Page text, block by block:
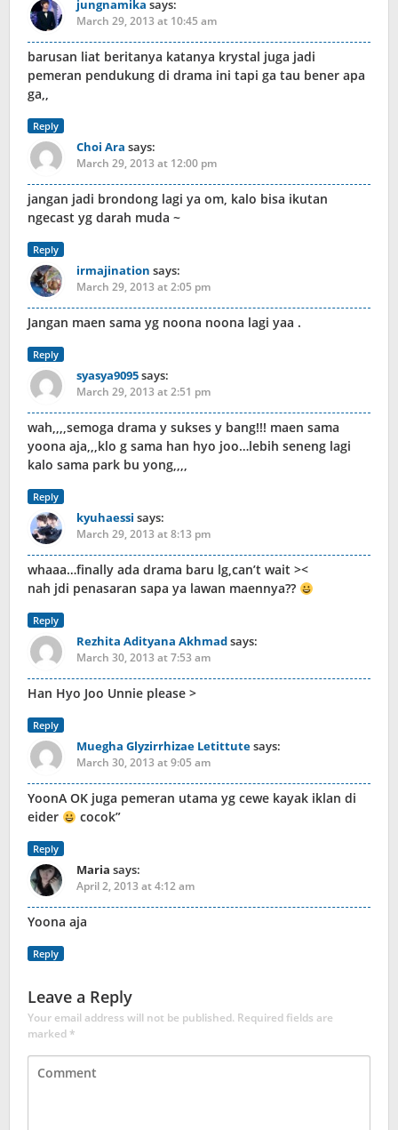
jungnamika says:
March 29, 2013 at 10:45 am
barusan liat beritanya katanya krystal juga jadi
pemeran pendukung di drama ini tapi ga tau bener apa
ga,,
Reply
Choi Ara says:
March 29, 2013 at 12:00 pm
jangan jadi brondong lagi ya om, kalo bisa ikutan
ngecast yg darah muda ~
Reply
irmajination says:
March 29, 2013 at 2:05 pm
Jangan maen sama yg noona noona lagi yaa .
Reply
syasya9095says:
March 29, 2013 at 2:51 pm
wah,,,,semoga drama y sukses y bang!!! maen sama
yoona aja,,,klo g sama han hyo joo…lebih seneng lagi
kalo sama park bu yong,,,,
Reply
kyuhaessi says:
March 29, 2013 at 8:13 pm
whaaa…finally ada drama baru lg,can’t wait ><
nah jdi penasaran sapa ya lawan maennya??
Reply
Rezhita Adityana Akhmadsays:
March 30, 2013 at 7:53 am
Han Hyo Joo Unnie please >
Reply
Muegha Glyzirrhizae Letittutesays:
March 30, 2013 at 9:05 am
YoonA OK juga pemeran utama yg cewe kayak iklan di
eider
cocok”
Reply
Maria says:
April 2, 2013 at 4:12 am
Yoona aja
Reply
Leave a Reply
Your email address will not be published. Required fields are
marked*